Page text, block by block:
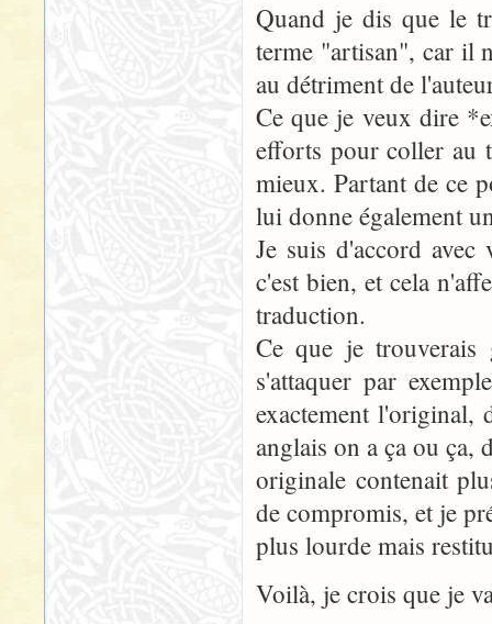
Quand je dis que le
terme "artisan", car il
au détriment de
Ce que je veux dire
efforts pour coller au
mieux. Partant de ce
lui donne également
Je suis d'accord
c'est bien, et cela
traduction.
Ce que je trouverais
s'attaquer par
exactement l'original,
anglais on a ça ou ça,
originale contenait
de compromis, et je
plus lourde mais
Voilà, je crois que je